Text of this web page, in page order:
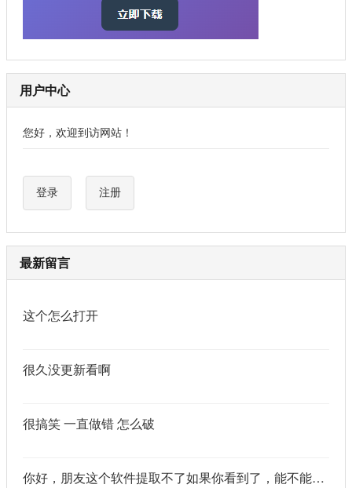
用户中心
您好，欢迎到访网站！
登录 注册
最新留言
这个怎么打开
很久没更新看啊
很搞笑 一直做错 怎么破
你好，朋友这个软件提取不了如果你看到了，能不能把这个纯净版的发我邮箱里不